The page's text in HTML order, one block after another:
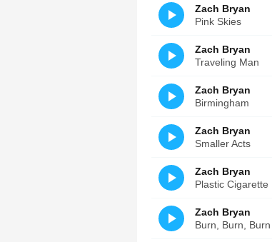
Zach Bryan
Pink Skies
Zach Bryan
Traveling Man
Zach Bryan
Birmingham
Zach Bryan
Smaller Acts
Zach Bryan
Plastic Cigarette
Zach Bryan
Burn, Burn, Burn